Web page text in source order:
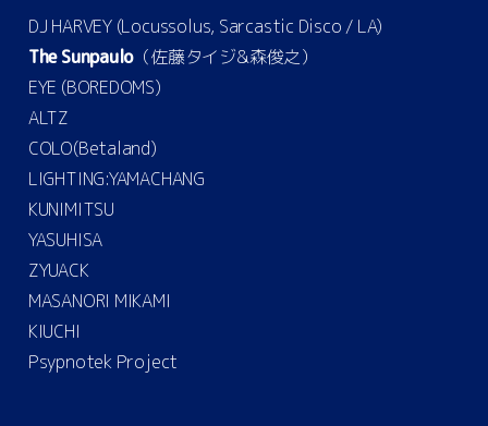
DJ HARVEY (Locussolus, Sarcastic Disco / LA)
The Sunpaulo（佐藤タイジ&森俊之）
EYE (BOREDOMS)
ALTZ
COLO(Betaland)
LIGHTING:YAMACHANG
KUNIMITSU
YASUHISA
ZYUACK
MASANORI MIKAMI
KIUCHI
Psypnotek Project